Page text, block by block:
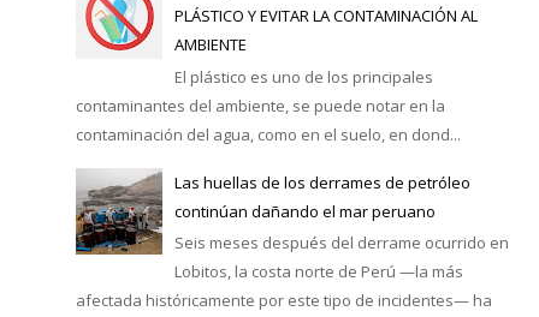
PLÁSTICO Y EVITAR LA CONTAMINACIÓN AL
AMBIENTE
El plástico es uno de los principales
contaminantes del ambiente, se puede notar en la
contaminación del agua, como en el suelo, en dond...
Las huellas de los derrames de petróleo
continúan dañando el mar peruano
Seis meses después del derrame ocurrido en
Lobitos, la costa norte de Perú —la más
afectada históricamente por este tipo de incidentes— ha